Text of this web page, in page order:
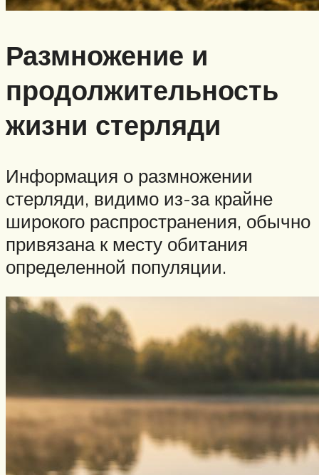
Размножение и
продолжительность
жизни стерляди
Информация о размножении
стерляди, видимо из-за крайне
широкого распространения, обычно
привязана к месту обитания
определенной популяции.